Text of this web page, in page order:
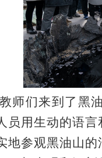
师们来到了黑
员用生动的语
地参观黑油山